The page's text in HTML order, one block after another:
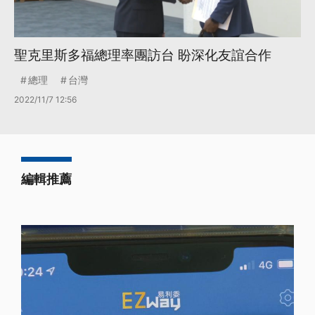
聖克里斯多福總理率團訪台 盼深化友誼合作
總理 台灣
2022/11/7 12:56
編輯推薦